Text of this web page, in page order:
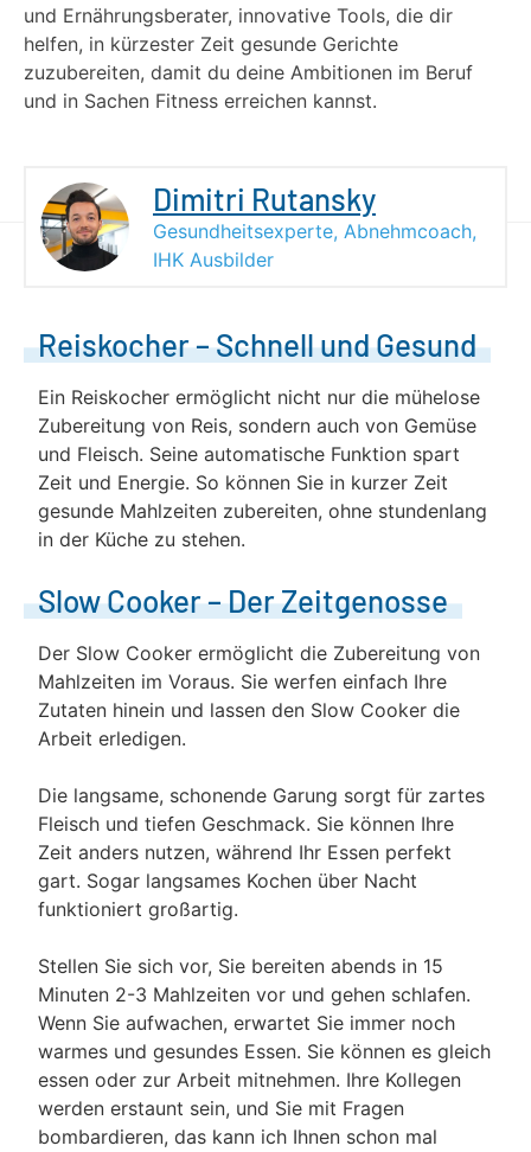
und Ernährungsberater, innovative Tools, die dir
helfen, in kürzester Zeit gesunde Gerichte
zuzubereiten, damit du deine Ambitionen im Beruf
und in Sachen Fitness erreichen kannst.
Dimitri Rutansky
Gesundheitsexperte, Abnehmcoach,
IHK Ausbilder
Reiskocher – Schnell und Gesund
Ein Reiskocher ermöglicht nicht nur die mühelose
Zubereitung von Reis, sondern auch von Gemüse
und Fleisch. Seine automatische Funktion spart
Zeit und Energie. So können Sie in kurzer Zeit
gesunde Mahlzeiten zubereiten, ohne stundenlang
in der Küche zu stehen.
Slow Cooker – Der Zeitgenosse
Der Slow Cooker ermöglicht die Zubereitung von
Mahlzeiten im Voraus. Sie werfen einfach Ihre
Zutaten hinein und lassen den Slow Cooker die
Arbeit erledigen.
Die langsame, schonende Garung sorgt für zartes
Fleisch und tiefen Geschmack. Sie können Ihre
Zeit anders nutzen, während Ihr Essen perfekt
gart. Sogar langsames Kochen über Nacht
funktioniert großartig.
Stellen Sie sich vor, Sie bereiten abends in 15
Minuten 2-3 Mahlzeiten vor und gehen schlafen.
Wenn Sie aufwachen, erwartet Sie immer noch
warmes und gesundes Essen. Sie können es gleich
essen oder zur Arbeit mitnehmen. Ihre Kollegen
werden erstaunt sein, und Sie mit Fragen
bombardieren, das kann ich Ihnen schon mal